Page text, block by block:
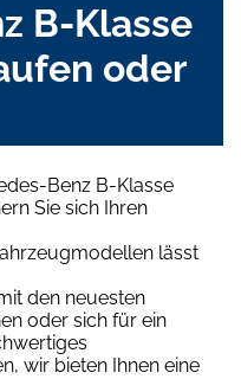
B-Klasse
oder
Benz B-Klasse
Sie sich Ihren
lässt
den neuesten
oder sich für ein
wir bieten Ihnen eine